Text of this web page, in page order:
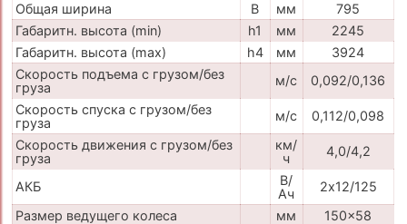
Общая ширина
B мм
795
Габаритн. высота (min)
h1 мм
2245
Габаритн. высота (max)
h4 мм
3924
Скорость подъема с грузом/без
груза
м/с
0,092/0,136
Скорость спуска с грузом/без
груза
м/с
0,112/0,098
Скорость движения с грузом/без
груза
км/
ч
4,0/4,2
АКБ
В/
Ач
2х12/125
Размер ведущего колеса
мм 150x58